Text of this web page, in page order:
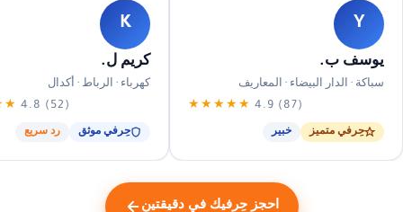
Y
يوسف ب.
سباكة · الدار البيضاء · المعاريف
★★★★★ 4.9 (87)
حِرفي متميز خبير
K
كريم ل.
كهرباء · الرباط · أكدال
4.8 (52)
حِرفي موثق رد سريع
احجز حِرفيك في دقيقتين